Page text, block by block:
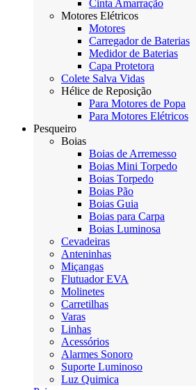
Cinta Amarração
Motores Elétricos
Motores
Carregador de Baterias
Medidor de Baterias
Capa Protetora
Colete Salva Vidas
Hélice de Reposição
Para Motores de Popa
Para Motores Elétricos
Pesqueiro
Boias
Boias de Arremesso
Boias Mini Torpedo
Boias Torpedo
Boias Pão
Boias Guia
Boias para Carpa
Boias Luminosa
Cevadeiras
Anteninhas
Miçangas
Flutuador EVA
Molinetes
Carretilhas
Varas
Linhas
Acessórios
Alarmes Sonoro
Suporte Luminoso
Luz Quimica